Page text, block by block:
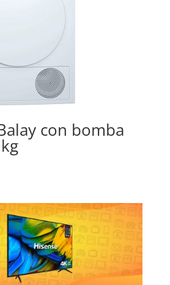
con bomba